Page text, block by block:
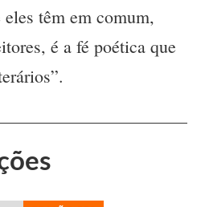
têm em comum,
é a fé poética que